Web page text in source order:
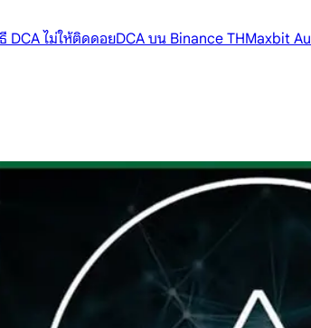
DCA ไม่ให้ติดดอยDCA บน Binance THMaxbit